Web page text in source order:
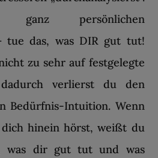
ganz persönlichen
tue das, was DIR gut tut!
zu sehr auf festgelegte
verlierst du den
Bedürfnis-Intuition. Wenn
hinein hörst, weißt du
was dir gut tut und was